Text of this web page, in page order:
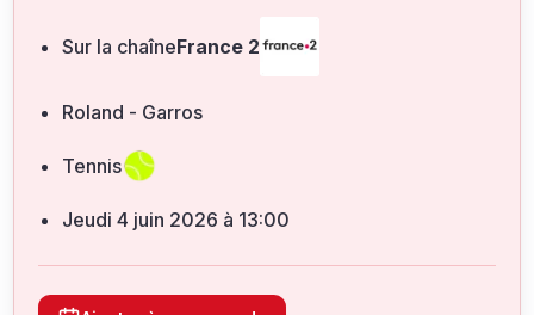
Sur la chaîneFrance 2
Roland - Garros
Tennis
jeudi 4 juin 2026 à 13:00